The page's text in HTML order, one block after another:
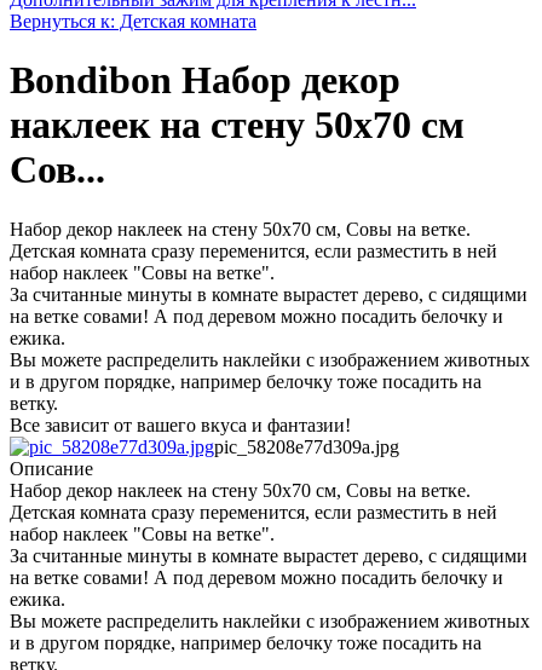
Вернуться к: Детская комната
Bondibon Набор декор
наклеек на стену 50х70 см
Сов...
Набор декор наклеек на стену 50х70 см, Совы на ветке.
Детская комната сразу переменится, если разместить в ней
набор наклеек "Совы на ветке".
За считанные минуты в комнате вырастет дерево, с сидящими
на ветке совами! А под деревом можно посадить белочку и
ежика.
Вы можете распределить наклейки с изображением животных
и в другом порядке, например белочку тоже посадить на
ветку.
Все зависит от вашего вкуса и фантазии!
pic_58208e77d309a.jpg
Описание
Набор декор наклеек на стену 50х70 см, Совы на ветке.
Детская комната сразу переменится, если разместить в ней
набор наклеек "Совы на ветке".
За считанные минуты в комнате вырастет дерево, с сидящими
на ветке совами! А под деревом можно посадить белочку и
ежика.
Вы можете распределить наклейки с изображением животных
и в другом порядке, например белочку тоже посадить на
ветку.